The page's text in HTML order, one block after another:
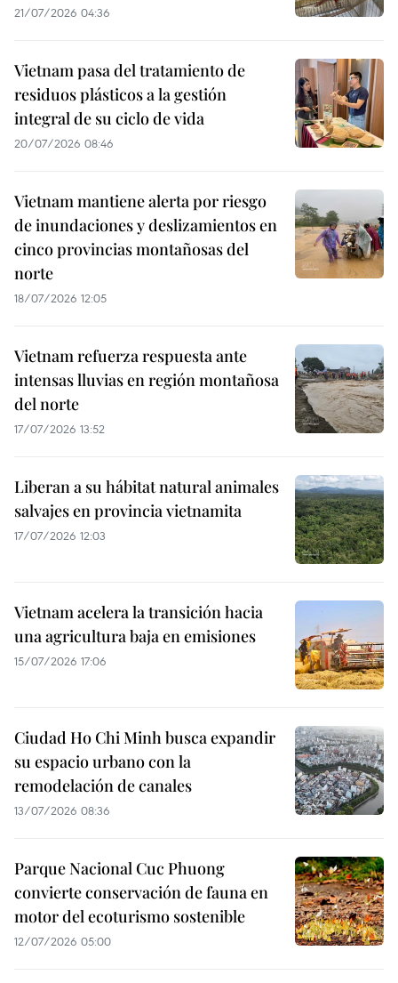
21/07/2026 04:36
Vietnam pasa del tratamiento de
residuos plásticos a la gestión
integral de su ciclo de vida
20/07/2026 08:46
Vietnam mantiene alerta por riesgo
de inundaciones y deslizamientos en
cinco provincias montañosas del
norte
18/07/2026 12:05
Vietnam refuerza respuesta ante
intensas lluvias en región montañosa
del norte
17/07/2026 13:52
Liberan a su hábitat natural animales
salvajes en provincia vietnamita
17/07/2026 12:03
Vietnam acelera la transición hacia
una agricultura baja en emisiones
15/07/2026 17:06
Ciudad Ho Chi Minh busca expandir
su espacio urbano con la
remodelación de canales
13/07/2026 08:36
Parque Nacional Cuc Phuong
convierte conservación de fauna en
motor del ecoturismo sostenible
12/07/2026 05:00